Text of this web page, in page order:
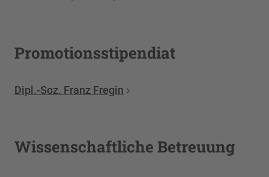
Promotionsstipendiat
Dipl.-Soz. Franz Fregin
Wissenschaftliche Betreuung